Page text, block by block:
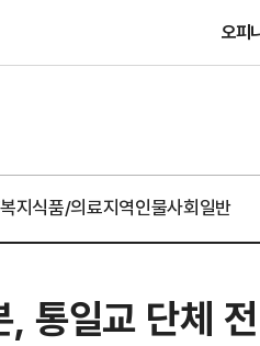
오피
지식품/의료지역인물사회일반
, 통일교 단체